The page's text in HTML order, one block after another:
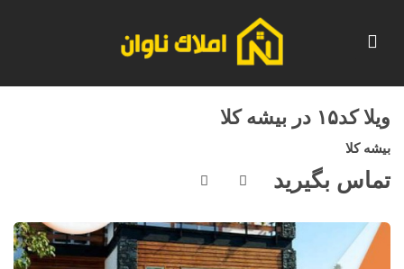
ویلا کد۱۵ در بیشه کلا
بیشه کلا
تماس بگیرید